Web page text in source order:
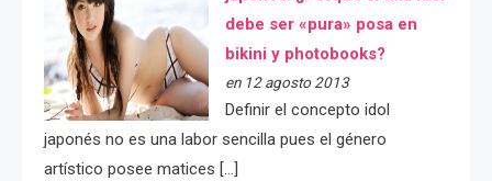
debe ser «pura» posa en
bikini y photobooks?
en 12 agosto 2013
Definir el concepto idol
japonés no es una labor sencilla pues el género
artístico posee matices […]